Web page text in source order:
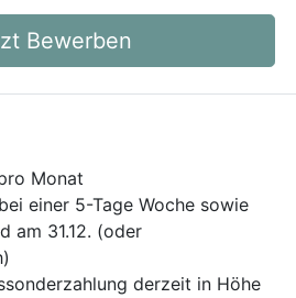
Bewerben
Monat
einer 5-Tage Woche sowie
am 31.12. (oder
derzeit in Höhe